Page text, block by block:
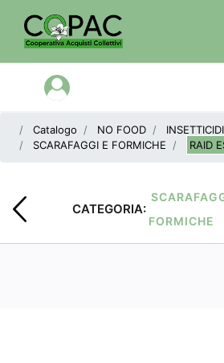
Open menu
Catalogo NO FOOD
INSETTICIDI
SCARAFAGGI E FORMICHE
RAID
CATEGORIA:
FORMICHE